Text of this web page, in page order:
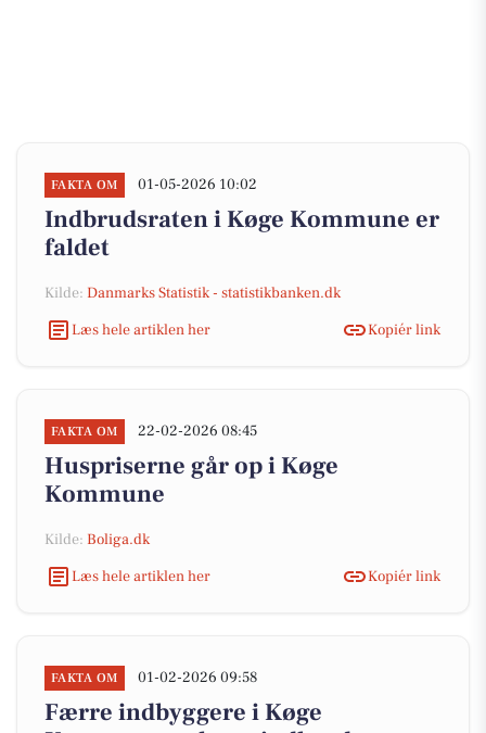
FAKTA OM 01-05-2026 10:02
Indbrudsraten i Køge Kommune er
faldet
Kilde: Danmarks Statistik - statistikbanken.dk
Læs hele artiklen her
Kopiér link
FAKTA OM 22-02-2026 08:45
Huspriserne går op i Køge
Kommune
Kilde: Boliga.dk
Læs hele artiklen her
Kopiér link
FAKTA OM 01-02-2026 09:58
Færre indbyggere i Køge